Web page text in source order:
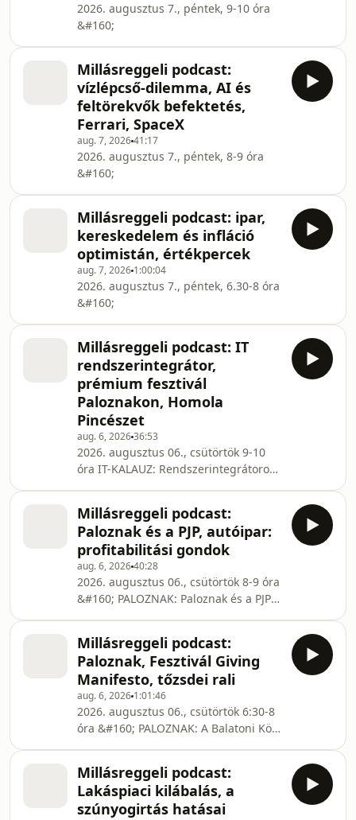
2026. augusztus 7., péntek, 9-10 óra
&#160;
Millásreggeli podcast:
vízlépcső-dilemma, AI és
feltörekvők befektetés,
Ferrari, SpaceX
aug. 7, 202641:17
2026. augusztus 7., péntek, 8-9 óra
&#160;
Millásreggeli podcast: ipar,
kereskedelem és infláció
optimistán, értékpercek
aug. 7, 2026 1:00:04
2026. augusztus 7., péntek, 6.30-8 óra
&#160;
Millásreggeli podcast: IT
rendszerintegrátor,
prémium fesztivál
Paloznakon, Homola
Pincészet
aug. 6, 202636:53
2026. augusztus 06., csütörtök 9-10
óra IT-KALAUZ: Rendszerintegrátorok
projektekben, és mi köze a
rendszerhez? Jó IT
rendszerintegrátornak miért kell
értékesítés? Killer kérdéskör: elveszi-e
az AI az értékesítők tfeladatát?
Bardóczy Gergely, a Kermann IT
Solutions Nyrt. értékesítési igazgatója
PALOZNAK: Dani története eleve film
Millásreggeli podcast:
Paloznak és a PJP, autóipar:
profitabilitási gondok
aug. 6, 202640:28
2026. augusztus 06., csütörtök 8-9 óra
&#160; PALOZNAK: Paloznak és a PJP
életbe való betagozódása, hatása, és
akár a Piknik nélküli 361 másik nap az
évből is téma. A Piknik az elmúlt
évtizedekben. Harmonikus
együttélés… Valde Orsolya, a
Paloznaki JazzPiknik Alapítója,
[&#8230;]
Millásreggeli podcast:
Paloznak, Fesztivál Giving
Manifesto, tőzsdei rali
aug. 6, 2026 1:01:46
2026. augusztus 06., csütörtök 6:30-8
óra &#160; PALOZNAK: A Balatoni Kör
képvisel a Márka? Milyen akciókkal
próbálja megmozgatni a helyi
kulturális, gasztro-, és közéletet, a
Millásreggeli podcast:
Lakáspiaci kilábalás, a
szúnyogirtás hatásai